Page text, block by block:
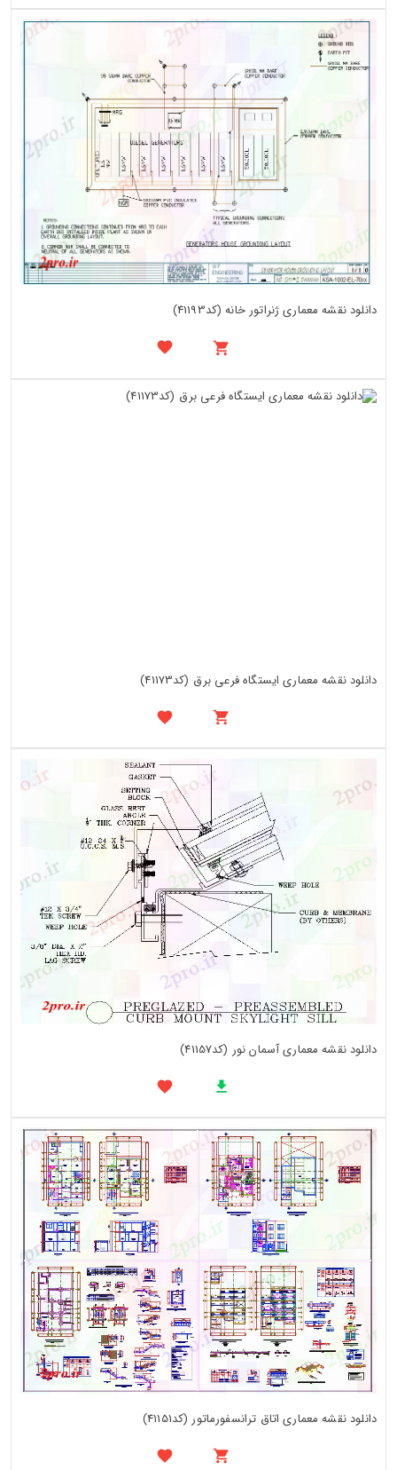
دانلود نقشه معماری ژنراتور خانه (کد41193)
دانلود نقشه معماری ایستگاه فرعی برق (کد41173)
دانلود نقشه معماری آسمان نور (کد41157)
دانلود نقشه معماری اتاق ترانسفورماتور (کد41151)